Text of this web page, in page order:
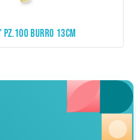
PZ.100 BURRO 13CM